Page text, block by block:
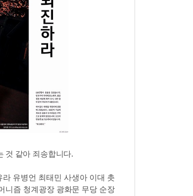
것 같아 죄송합니다.
유병언 최태민 사생아 이대 촛
니즘 청계광장 광화문 무당 순장